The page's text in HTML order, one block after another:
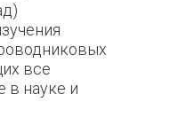
все
в науке и